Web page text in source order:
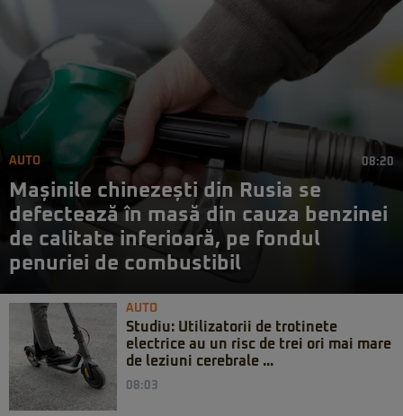
AUTO 08:20
Mașinile chinezești din Rusia se
defectează în masă din cauza benzinei
de calitate inferioară, pe fondul
penuriei de combustibil
AUTO
Studiu: Utilizatorii de trotinete
electrice au un risc de trei ori mai mare
de leziuni cerebrale ...
08:03